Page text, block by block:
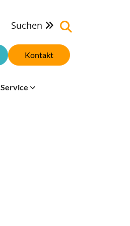
Suchen 
Kontakt
Service